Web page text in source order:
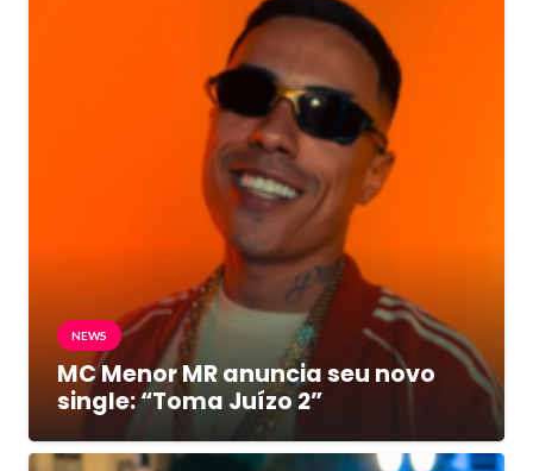
NEWS
MC Menor MR anuncia seu novo
single: “Toma Juízo 2”